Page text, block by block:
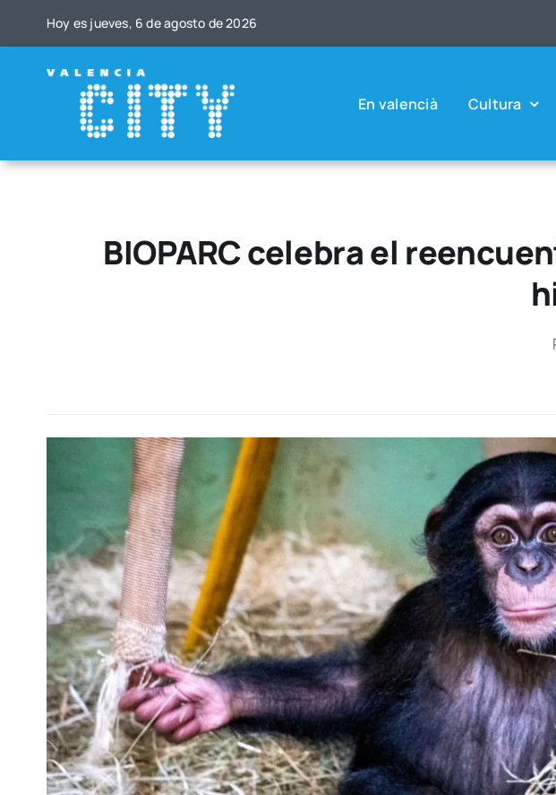
Hoy es jue­ves, 6 de agos­to de 2026
En valen­cià Cul­tu­ra
BIOPARC celebra el